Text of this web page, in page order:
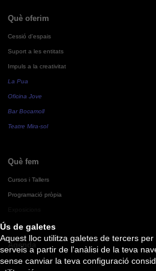
Ús de galetes
Aquest lloc utilitza galetes de tercers
serveis a partir de l'anàlisi de la teva
sense canviar la teva configuració
Què oferim
Cessió d'espais
Suport a les entitats
Impuls a la creativitat
La Pua
Oficina Jove
Bar Bocamoll
Teatre Mira-sol
Què fem
Cursos i Tallers
Programació pròpia
Agenda